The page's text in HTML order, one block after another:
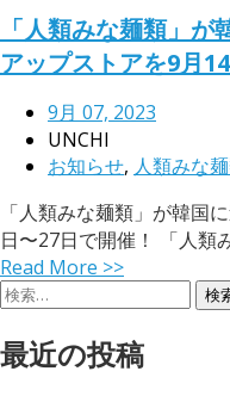
「人類みな麺類」
アップストアを9月
9月 07, 2023
UNCHI
お知らせ, 人類みな
「人類みな麺類」が韓国
日〜27日で開催！ 「人類
Read More >>
検
最近の投稿